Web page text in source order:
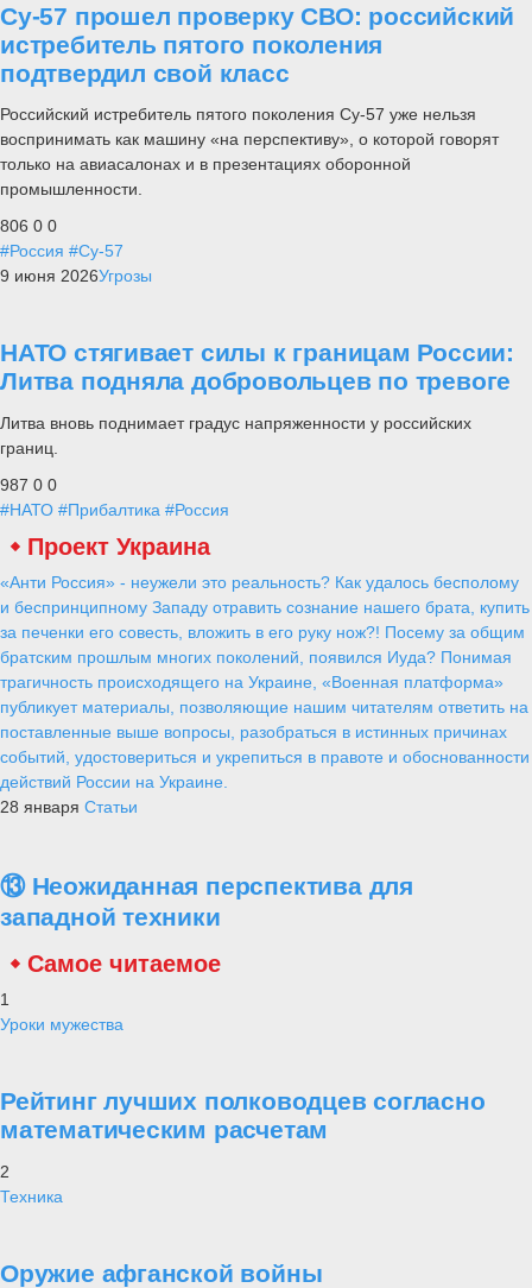
Су-57 прошел проверку СВО: российский
истребитель пятого поколения
подтвердил свой класс
Российский истребитель пятого поколения Су-57 уже нельзя
воспринимать как машину «на перспективу», о которой говорят
только на авиасалонах и в презентациях оборонной
промышленности.
806 0 0
#Россия #Су-57
9 июня 2026Угрозы
НАТО стягивает силы к границам России:
Литва подняла добровольцев по тревоге
Литва вновь поднимает градус напряженности у российских
границ.
987 0 0
#НАТО #Прибалтика #Россия
Проект Украина
«Анти Россия» - неужели это реальность? Как удалось бесполому
и беспринципному Западу отравить сознание нашего брата, купить
за печенки его совесть, вложить в его руку нож?! Посему за общим
братским прошлым многих поколений, появился Иуда? Понимая
трагичность происходящего на Украине, «Военная платформа»
публикует материалы, позволяющие нашим читателям ответить на
поставленные выше вопросы, разобраться в истинных причинах
событий, удостовериться и укрепиться в правоте и обоснованности
действий России на Украине.
28 января Статьи
⑬ Неожиданная перспектива для
западной техники
Самое читаемое
1
Уроки мужества
Рейтинг лучших полководцев согласно
математическим расчетам
2
Техника
Оружие афганской войны